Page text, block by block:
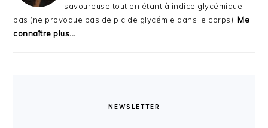
savoureuse tout en étant à indice glycémique
bas (ne provoque pas de pic de glycémie dans le corps). Me
connaître plus...
NEWSLETTER